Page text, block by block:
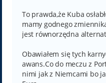
To prawda,że Kuba
mamy godnego
jest równorzędna
Obawiałem się tych
awans.Co do meczu z
nimi jak z Niemcami bo